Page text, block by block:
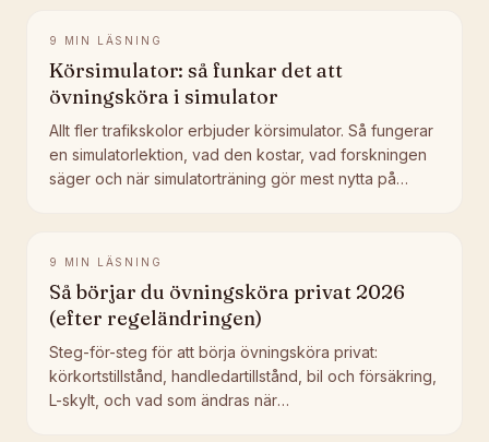
9 MIN LÄSNING
Körsimulator: så funkar det att
övningsköra i simulator
Allt fler trafikskolor erbjuder körsimulator. Så fungerar
en simulatorlektion, vad den kostar, vad forskningen
säger och när simulatorträning gör mest nytta på
9 MIN LÄSNING
Så börjar du övningsköra privat 2026
(efter regeländringen)
Steg-för-steg för att börja övningsköra privat:
körkortstillstånd, handledartillstånd, bil och försäkring,
L-skylt, och vad som ändras när